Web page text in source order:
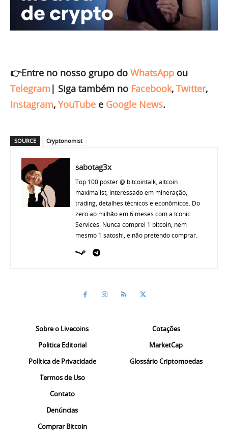
👉Entre no nosso grupo do WhatsApp ou
Telegram | Siga também no Facebook, Twitter,
Instagram, YouTube e Google News.
SOURCE Cryptonomist
sabotag3x
Top 100 poster @ bitcointalk, altcoin
maximalist, interessado em mineração,
trading, detalhes técnicos e econômicos. Do
zero ao milhão em 6 meses com a Iconic
Services. Nunca comprei 1 bitcoin, nem
mesmo 1 satoshi, e não pretendo comprar.
Sobre o Livecoins
Politica Editorial
Política de Privacidade
Termos de Uso
Contato
Denúncias
Comprar Bitcoin
Cotações
MarketCap
Glossário Criptomoedas